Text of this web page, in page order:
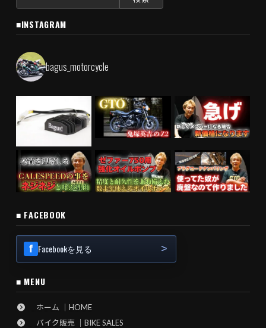
■INSTAGRAM
bagus_motorcycle
■ FACEBOOK
Facebookを見る
■ MENU
ホーム ｜HOME
バイク販売 ｜BIKE SALES